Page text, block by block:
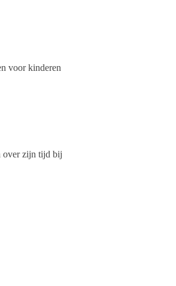
voor kinderen
over zijn tijd bij